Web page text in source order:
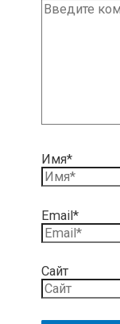
Имя*
Email*
Сайт